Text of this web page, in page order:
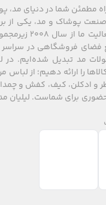
مطمئن شما در دنیای
تجربه در صنعت پوشاک و مد،
اعتماد مشتریان
از ۱۰٬۰۰۰ متر مربع فضای
مد تبدیل شده‌ایم. در
را ارائه دهیم؛ از لباس
و ادکلن، کیف، کفش و
حضوری برای شماست. لیلیان